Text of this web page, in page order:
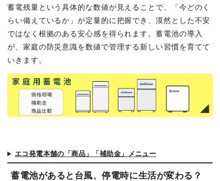
蓄電残量という具体的な数値が見えることで、「今どのく
らい備えているか」が定量的に把握でき、漠然とした不安
ではなく根拠のある安心感を得られます。蓄電池の導入
が、家庭の防災意識を数値で管理する新しい習慣を育てて
いきます。
エコ発電本舗の「商品」「補助金」メニュー
蓄電池があると台風、停電時に生活が変わる？